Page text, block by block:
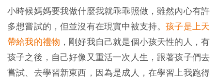
小時候媽媽要我做什麼我就乖乖照做，雖然內心有許
多想嘗試的，但並沒有在現實中被支持。孩子是上天
帶給我的禮物 ，剛好我自己就是個小孩天性的人，有
孩子之後，自己好像又重活一次人生，跟著孩子們去
嘗試、去學習新東西，因為是成人，在學習上我跑得